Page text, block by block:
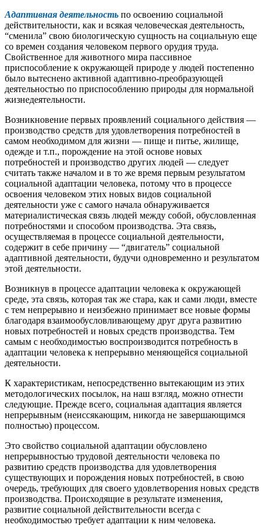
Адаптивная деятельность по освоению социальной
действительности, как и всякая человеческая деятельность,
“сменила” свою биологическую сущность на социальную еще
со времен создания человеком первого орудия труда.
Свойственное для животного мира пассивное
приспособление к окружающей природе у людей постепенно
было вытеснено активной адаптивно-преобразующей
деятельностью по приспособлению природы для нормальной
жизнедеятельности.
Возникновение первых проявлений социального действия —
производство средств для удовлетворения потребностей в
самом необходимом для жизни — пище и питье, жилище,
одежде и т.п., порождение на этой основе новых
потребностей и производство других людей — следует
считать также началом и в то же время первым результатом
социальной адаптации человека, потому что в процессе
освоения человеком этих новых видов социальной
деятельности уже с самого начала обнаруживается
материалистическая связь людей между собой, обусловленная
потребностями и способом производства. Эта связь,
осуществляемая в процессе социальной деятельности,
содержит в себе причину — “двигатель” социальной
адаптивной деятельности, будучи одновременно и результатом
этой деятельности.
Возникнув в процессе адаптации человека к окружающей
среде, эта связь, которая так же стара, как и сами люди, вместе
с тем непрерывно и неизбежно принимает все новые формы
благодаря взаимообусловливающему друг друга развитию
новых потребностей и новых средств производства. Тем
самым с необходимостью воспроизводится потребность в
адаптации человека к непрерывно меняющейся социальной
деятельности.
К характеристикам, непосредственно вытекающим из этих
методологических посылок, на наш взгляд, можно отнести
следующие. Прежде всего, социальная адаптация является
непрерывным (неиссякающим, никогда не завершающимся
полностью) процессом.
Это свойство социальной адаптации обусловлено
непрерывностью трудовой деятельности человека по
развитию средств производства для удовлетворения
существующих и порождения новых потребностей, в свою
очередь, требующих для своего удовлетворения новых средств
производства. Происходящие в результате изменения,
развитие социальной действительности всегда с
необходимостью требует адаптации к ним человека.